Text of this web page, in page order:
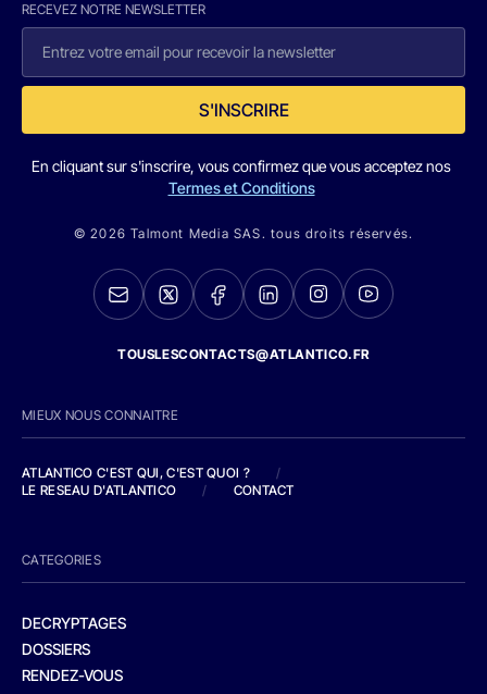
RECEVEZ NOTRE NEWSLETTER
S'INSCRIRE
En cliquant sur s'inscrire, vous confirmez que vous acceptez nos
Termes et Conditions
© 2026 Talmont Media SAS. tous droits réservés.
TOUSLESCONTACTS@ATLANTICO.FR
MIEUX NOUS CONNAITRE
ATLANTICO C'EST QUI, C'EST QUOI ?
/
LE RESEAU D'ATLANTICO
/ CONTACT
CATEGORIES
DECRYPTAGES
DOSSIERS
RENDEZ-VOUS